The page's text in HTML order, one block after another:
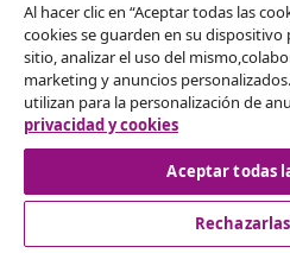
vidaXL
Descubre mas
Al hacer clic en “Aceptar todas las
cookies se guarden en su
sitio, analizar el uso del
marketing y anuncios
utilizan para la personalización de
privacidad y cookies
Aceptar todas